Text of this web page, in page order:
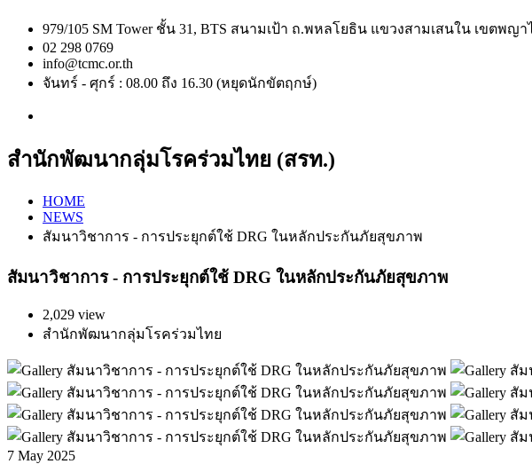
979/105 SM Tower ชั้น 31, BTS สนามเป้า ถ.พหลโยธิน แขวงสามเสนใน เขตพญา
02 298 0769
info@tcmc.or.th
จันทร์ - ศุกร์ : 08.00 ถึง 16.30 (หยุดนักขัตฤกษ์)
สำนักพัฒนากลุ่มโรคร่วมไทย (สรท.)
HOME
NEWS
สัมนาวิชาการ - การประยุกต์ใช้ DRG ในหลักประกันภัยสุขภาพ
สัมนาวิชาการ - การประยุกต์ใช้ DRG ในหลักประกันภัยสุขภาพ
2,029 view
สำนักพัฒนากลุ่มโรคร่วมไทย
7 May 2025